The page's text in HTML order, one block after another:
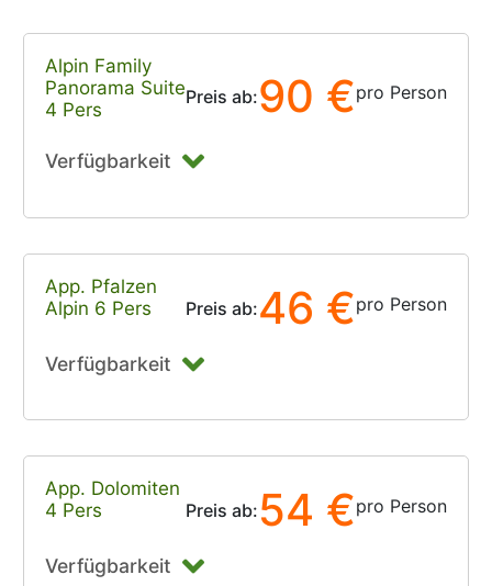
Alpin Family
Panorama Suite
4 Pers
Preis ab:90 €pro Person
Verfügbarkeit
App. Pfalzen
Alpin 6 Pers
Preis ab:46 €pro Person
Verfügbarkeit
App. Dolomiten
4 Pers
Preis ab: 54 €pro Person
Verfügbarkeit